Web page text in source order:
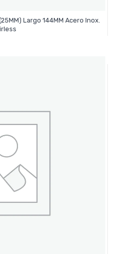
Largo 144MM Acero Inox.